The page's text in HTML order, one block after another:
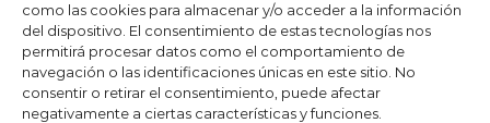
como las cookies para almacenar y/o acceder a la información
del dispositivo. El consentimiento de estas tecnologías nos
permitirá procesar datos como el comportamiento de
navegación o las identificaciones únicas en este sitio. No
consentir o retirar el consentimiento, puede afectar
negativamente a ciertas características y funciones.
★★★★★
La verdad es que fue una compra muy económica, la